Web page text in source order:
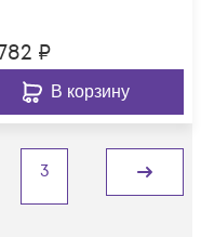
₽
В корзину
3
Дальше